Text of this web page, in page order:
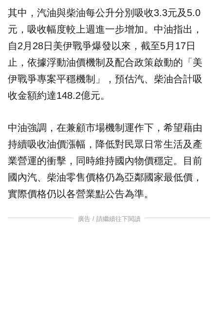
其中，汽油與柴油每公升分別吸收3.3元及5.0
元，吸收幅度較上週進一步增加。中油指出，
自2月28日美伊戰爭爆發以來，截至5月17日
止，依據浮動油價機制及配合政策啟動的「美
伊戰爭專案平穩機制」，預估汽、柴油合計吸
收金額約達148.2億元。
中油強調，在兼顧市場機制運作下，希望藉由
持續吸收油價漲幅，降低對民眾日常生活及產
業營運的衝擊，同時維持國內物價穩定。目前
國內汽、柴油零售價格仍為亞鄰國家最低價，
實際價格仍以各營業點公告為準。
廣告 / 請繼續往下閱讀